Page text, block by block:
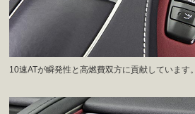
10速ATが瞬発性と高燃費双方に貢献しています。